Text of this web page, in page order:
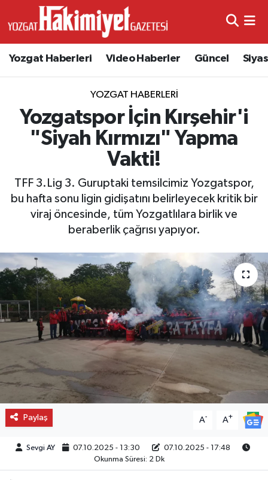
Yozgat Haberleri Video Haberler Güncel
YOZGAT HABERLERI
Yozgatspor İçin Kırşehir'i
"Siyah Kırmızı" Yapma
Vakti!
TFF 3.Lig 3. Guruptaki temsilcimiz Yozgatspor,
bu hafta sonu ligin gidişatını belirleyecek kritik bir
viraj öncesinde, tüm Yozgatlılara birlik ve
beraberlik çağrısı yapıyor.
Paylaş A- A+
Sevgi AY 07.10.2025 - 13:30
07.10.2025 - 17:48
Okunma Süresi: 2 Dk